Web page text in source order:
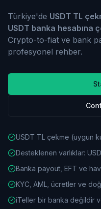
Türkiye'de USDT TL
USDT banka hesabına
Crypto-to-fiat ve bank
profesyonel rehber.
USDT TL çekme (uygun
Desteklenen varlıklar:
Banka payout, EFT ve
KYC, AML, ücretler ve
iTeller bir banka değildir